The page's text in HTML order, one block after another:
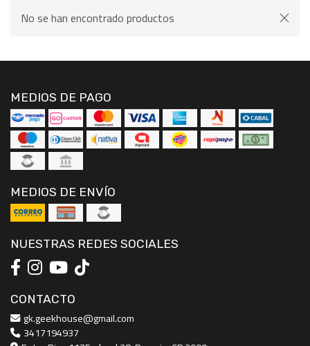
No se han encontrado productos
MEDIOS DE PAGO
MEDIOS DE ENVÍO
NUESTRAS REDES SOCIALES
CONTACTO
gk.geekhouse@gmail.com
3417194937